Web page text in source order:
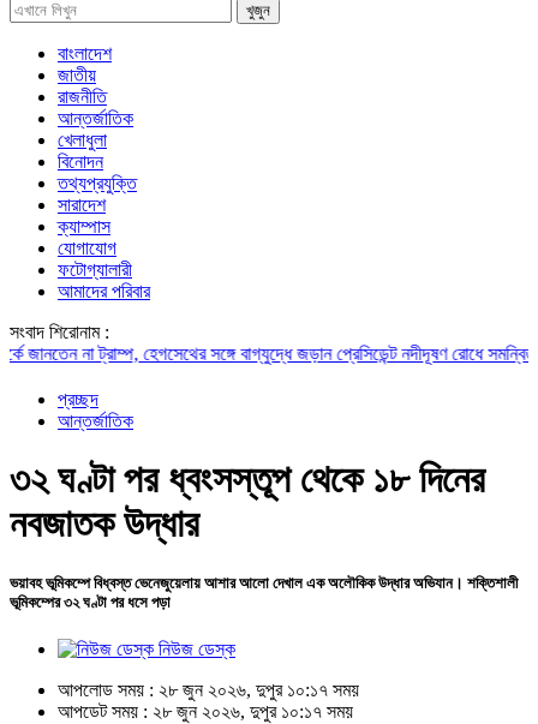
খুজুন
বাংলাদেশ
জাতীয়
রাজনীতি
আন্তর্জাতিক
খেলাধুলা
বিনোদন
তথ্যপ্রযুক্তি
সারাদেশ
ক্যাম্পাস
যোগাযোগ
ফটোগ্যালারী
আমাদের পরিবার
সংবাদ শিরোনাম :
না ট্রাম্প, হেগসেথের সঙ্গে বাগ্‌যুদ্ধে জড়ান প্রেসিডেন্টনদীদূষণ রোধে সমন্বিত
প্রচ্ছদ
আন্তর্জাতিক
৩২ ঘণ্টা পর ধ্বংসস্তূপ থেকে ১৮ দিনের
নবজাতক উদ্ধার
ভয়াবহ ভূমিকম্পে বিধ্বস্ত ভেনেজুয়েলায় আশার আলো দেখাল এক অলৌকিক উদ্ধার অভিযান। শক্তিশালী
ভূমিকম্পের ৩২ ঘণ্টা পর ধসে পড়া
নিউজ ডেস্ক
আপলোড সময় : ২৮ জুন ২০২৬, দুপুর ১০:১৭ সময়
আপডেট সময় : ২৮ জুন ২০২৬, দুপুর ১০:১৭ সময়